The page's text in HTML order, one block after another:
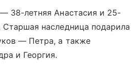
38-летняя Анастасия и 25-
Старшая наследница подарила
— Петра, а также
и Георгия.